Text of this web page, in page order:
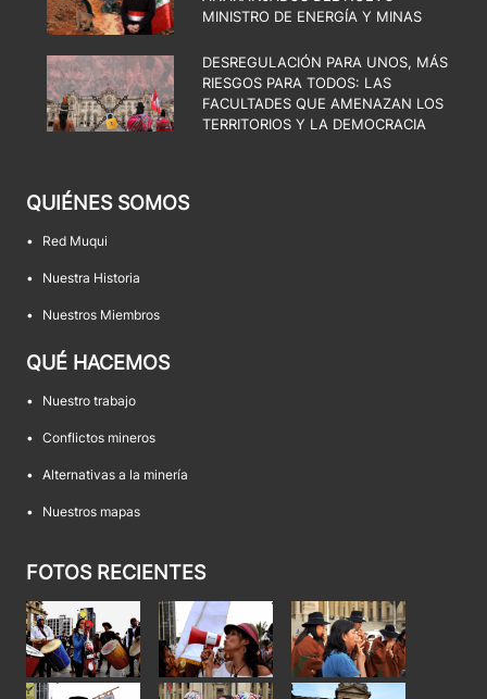
MINISTRO DE ENERGÍA Y MINAS
DESREGULACIÓN PARA UNOS, MÁS
RIESGOS PARA TODOS: LAS
FACULTADES QUE AMENAZAN LOS
TERRITORIOS Y LA DEMOCRACIA
QUIÉNES SOMOS
• Red Muqui
• Nuestra Historia
• Nuestros Miembros
QUÉ HACEMOS
• Nuestro trabajo
• Conflictos mineros
• Alternativas a la minería
• Nuestros mapas
FOTOS RECIENTES